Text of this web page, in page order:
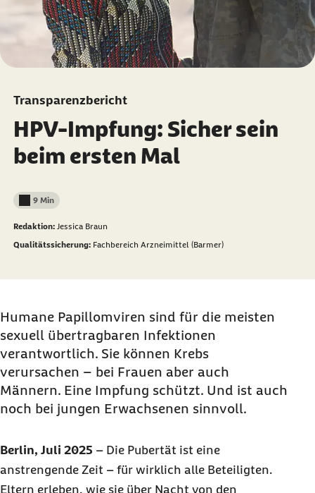
Transparenzbericht
HPV-Impfung: Sicher sein
beim ersten Mal
Lesedauer weniger als
9 Min
Redaktion: Jessica Braun
Qualitätssicherung: Fachbereich Arzneimittel (Barmer)
Humane Papillomviren sind für die meisten
sexuell übertragbaren Infektionen
verantwortlich. Sie können Krebs
verursachen – bei Frauen aber auch
Männern. Eine Impfung schützt. Und ist auch
noch bei jungen Erwachsenen sinnvoll.
Berlin, Juli 2025 – Die Pubertät ist eine
anstrengende Zeit – für wirklich alle Beteiligten.
Eltern erleben, wie sie über Nacht von den